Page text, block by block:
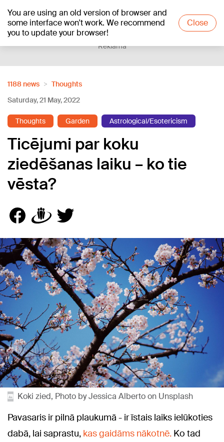
You are using an old version of browser and
some interface won't work. We recommend
you to update your browser!
Close
+18°C
Reklāma
1188 news
Thoughts
Saturday, 21 May, 2022
Thoughts Garden Astrological/Esotericism
Ticējumi par koku
ziedēšanas laiku – ko tie
vēsta?
Koki zied, Photo by Jessica Alberto on Unsplash
Pavasaris ir pilnā plaukumā - ir īstais laiks ielūkoties
dabā, lai saprastu, kas gaidāms nākotnē. Ko tad